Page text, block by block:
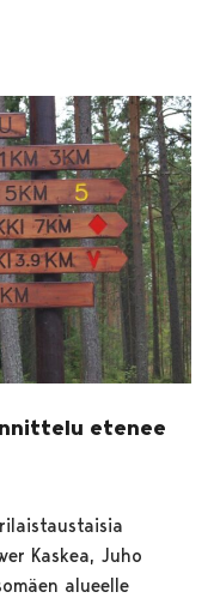
etenee
Kaskea, Juho
alueelle